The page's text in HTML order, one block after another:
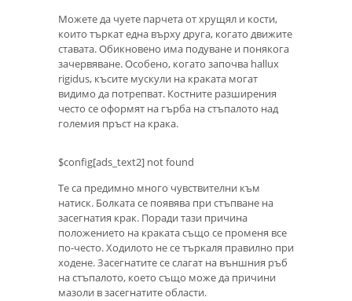
Можете да чуете парчета от хрущял и кости,
които търкат една върху друга, когато движите
ставата. Обикновено има подуване и понякога
зачервяване. Особено, когато започва hallux
rigidus, късите мускули на краката могат
видимо да потрепват. Костните разширения
често се оформят на гърба на стъпалото над
големия пръст на крака.
$config[ads_text2] not found
Те са предимно много чувствителни към
натиск. Болката се появява при стъпване на
засегнатия крак. Поради тази причина
положението на краката също се променя все
по-често. Ходилото не се търкаля правилно при
ходене. Засегнатите се слагат на външния ръб
на стъпалото, което също може да причини
мазоли в засегнатите области.